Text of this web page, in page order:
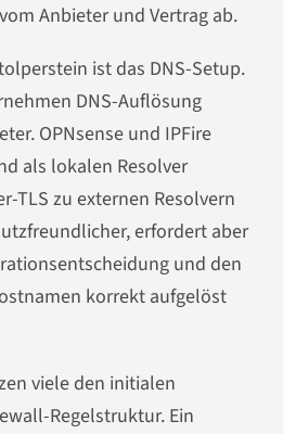
Anbieter und Vertrag ab.
ist das DNS-Setup.
DNS-Auflösung
OPNsense und IPFire
als lokalen Resolver
TLS zu externen Resolvern
erfordert aber
und den
korrekt aufgelöst
viele den initialen
Regelstruktur. Ein